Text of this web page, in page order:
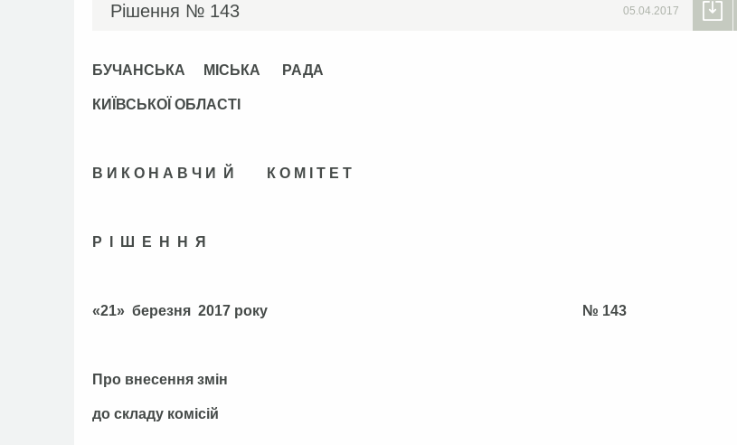
Рішення № 143 05.04.2017
БУЧАНСЬКА МІСЬКА РАДА
КИЇВСЬКОЇ ОБЛАСТІ
В И К О Н А В Ч И Й К О М І Т Е Т
Р І Ш Е Н Н Я
«21» березня 2017 року № 143
Про внесення змін
до складу комісій